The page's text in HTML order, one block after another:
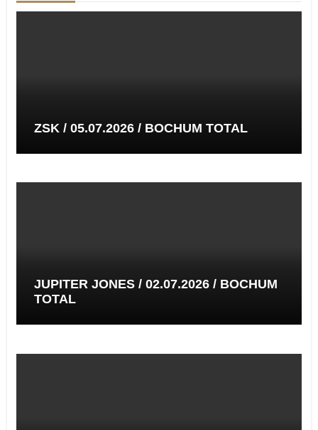
ZSK / 05.07.2026 / BOCHUM TOTAL
JUPITER JONES / 02.07.2026 / BOCHUM
TOTAL